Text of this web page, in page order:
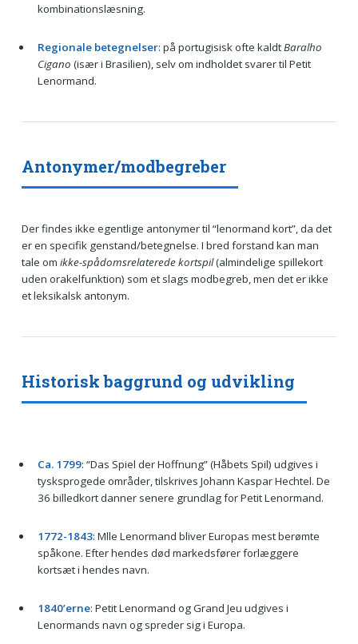
kombinationslæsning.
Regionale betegnelser: på portugisisk ofte kaldt Baralho
Cigano (især i Brasilien), selv om indholdet svarer til Petit
Lenormand.
Antonymer/modbegreber
Der findes ikke egentlige antonymer til “lenormand kort”, da det
er en specifik genstand/betegnelse. I bred forstand kan man
tale om ikke-spådomsrelaterede kortspil(almindelige spillekort
uden orakelfunktion) som et slags modbegreb, men det er ikke
et leksikalsk antonym.
Historisk baggrund og udvikling
Ca. 1799: “Das Spiel der Hoffnung” (Håbets Spil) udgives i
tysksprogede områder, tilskrives Johann Kaspar Hechtel. De
36 billedkort danner senere grundlag for Petit Lenormand.
1772-1843: Mlle Lenormand bliver Europas mest berømte
spåkone. Efter hendes død markedsfører forlæggere
kortsæt i hendes navn.
1840’erne: Petit Lenormand og Grand Jeu udgives i
Lenormands navn og spreder sig i Europa.